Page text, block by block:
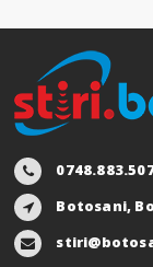
Botosani,